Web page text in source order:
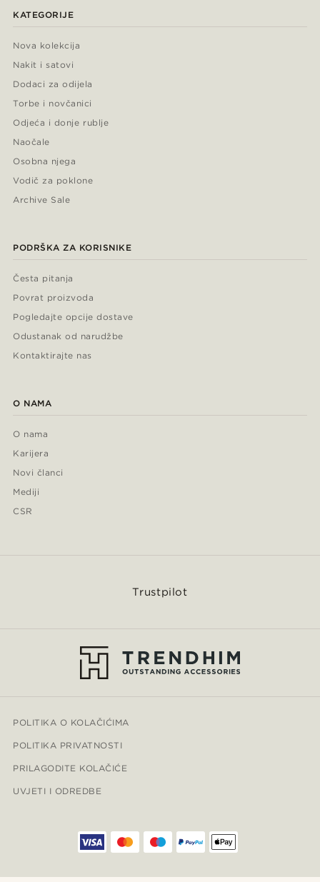
KATEGORIJE
Nova kolekcija
Nakit i satovi
Dodaci za odijela
Torbe i novčanici
Odjeća i donje rublje
Naočale
Osobna njega
Vodič za poklone
Archive Sale
PODRŠKA ZA KORISNIKE
Česta pitanja
Povrat proizvoda
Pogledajte opcije dostave
Odustanak od narudžbe
Kontaktirajte nas
O NAMA
O nama
Karijera
Novi članci
Mediji
CSR
Trustpilot
POLITIKA O KOLAČIĆIMA
POLITIKA PRIVATNOSTI
PRILAGODITE KOLAČIĆE
UVJETI I ODREDBE